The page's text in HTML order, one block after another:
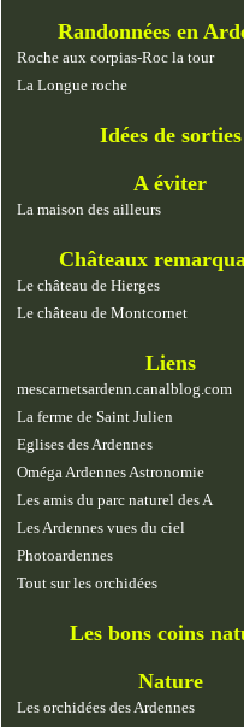
Randonnées en
Roche aux corpias-Roc la tour
La Longue roche
Idées de sorties
A éviter
La maison des ailleurs
Châteaux
Le château de Hierges
Le château de Montcornet
Liens
mescarnetsardenn.canalblog.com
La ferme de Saint Julien
Eglises des Ardennes
Oméga Ardennes Astronomie
Les amis du parc naturel des A
Les Ardennes vues du ciel
Photoardennes
Tout sur les orchidées
Les bons coins
Nature
Les orchidées des Ardennes